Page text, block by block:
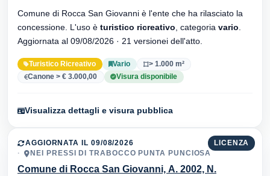
Comune di Rocca San Giovanni è l'ente che ha rilasciato la
concessione. L'uso è turistico ricreativo , categoria vario
Aggiornata al 09/08/2026 · 21 versionei dell'atto.
Turistico Ricreativo Vario
> 1.000 m²
Canone > € 3.000,00
Visura disponibile
Visualizza dettagli e visura pubblica
LICENZA
AGGIORNATA IL 09/08/2026
NEI PRESSI DI TRABOCCO PUNTA PUNCIOSA
Comune di Rocca San Giovanni, A. 2002, N.